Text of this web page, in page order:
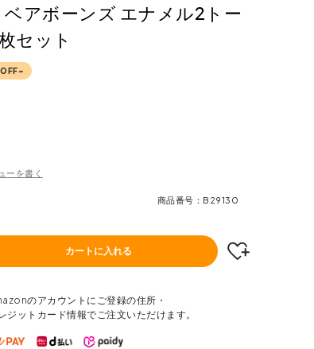
ベアボーンズ エナメル2トー
セット
ーを書く
商品番号 B29130
カートに入れる
のアカウントにご登録の住所・
ジットカード情報でご注文いただけます。